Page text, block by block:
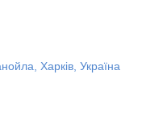
Харків, Україна